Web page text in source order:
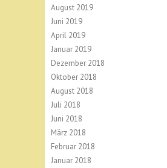
August 2019
Juni 2019
April 2019
Januar 2019
Dezember 2018
Oktober 2018
August 2018
Juli 2018
Juni 2018
März 2018
Februar 2018
Januar 2018